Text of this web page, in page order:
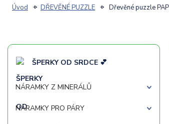
Úvod DŘEVĚNÉ PUZZLE Dřevěné puzzle
ŠPERKY OD SRDCE 💕
NÁRAMKY Z MINERÁLŮ
NÁRAMKY PRO PÁRY